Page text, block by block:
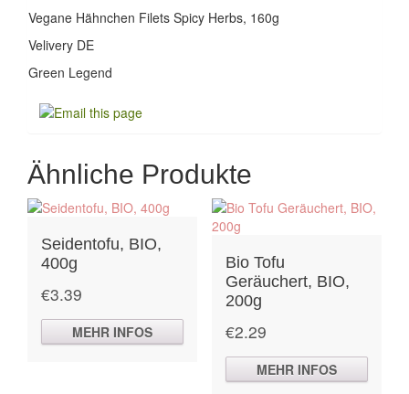
Vegane Hähnchen Filets Spicy Herbs, 160g
Velivery DE
Green Legend
Ähnliche Produkte
Seidentofu, BIO,
400g
€3.39
MEHR INFOS
Bio Tofu
Geräuchert, BIO,
200g
€2.29
MEHR INFOS